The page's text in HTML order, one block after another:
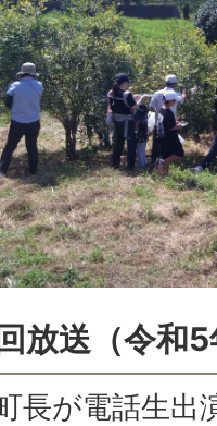
放送（令和5
長が電話生出